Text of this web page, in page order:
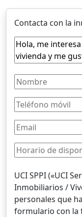
Contacta con la
UCI SPPI («UCI
Inmobiliarios /
personales que
formulario con la